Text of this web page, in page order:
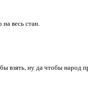
весь стан.
взять, ну да чтобы народ